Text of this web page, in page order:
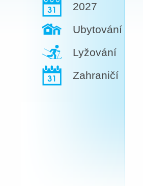
2027
Ubytování
Lyžování
Zahraničí